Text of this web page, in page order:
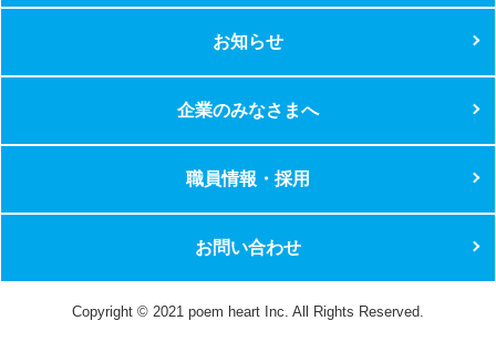
お知らせ
企業のみなさまへ
職員情報・採用
お問い合わせ
Copyright © 2021 poem heart Inc. All Rights Reserved.